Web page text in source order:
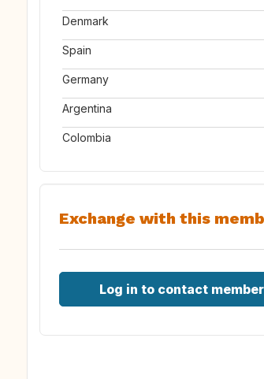
Denmark
Spain
Germany
Argentina
Colombia
Exchange with this
Log in to contact member